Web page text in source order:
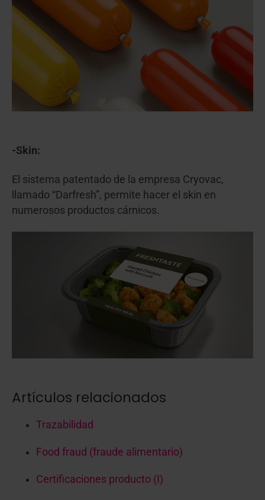
-Skin:
El sistema patentado de la empresa Cryovac,
llamado “Darfresh”, permite hacer el skin en
numerosos productos cárnicos.
Artículos relacionados
Trazabilidad
Food fraud (fraude alimentario)
Certificaciones producto (I)